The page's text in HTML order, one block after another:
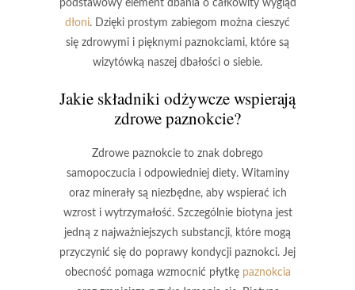
podstawowy element dbania o całkowity wygląd
dłoni. Dzięki prostym zabiegom można cieszyć
się zdrowymi i pięknymi paznokciami, które są
wizytówką naszej dbałości o siebie.
Jakie składniki odżywcze wspierają
zdrowe paznokcie?
Zdrowe paznokcie to znak dobrego
samopoczucia i odpowiedniej diety. Witaminy
oraz minerały są niezbędne, aby wspierać ich
wzrost i wytrzymałość. Szczególnie biotyna jest
jedną z najważniejszych substancji, które mogą
przyczynić się do poprawy kondycji paznokci. Jej
obecność pomaga wzmocnić płytkę paznokcia